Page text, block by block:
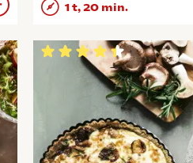
1 t, 20 min.